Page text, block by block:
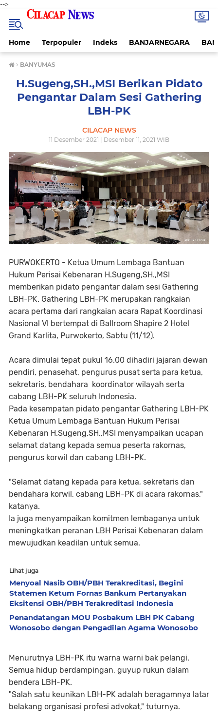
-->
Home Terpopuler Indeks BANJARNEGARA
› BANYUMAS
H.Sugeng,SH.,MSI Berikan Pidato
Pengantar Dalam Sesi Gathering
LBH-PK
CILACAP NEWS
11 Desember 2021 | Desember 11, 2021 WIB
PURWOKERTO - Ketua Umum Lembaga Bantuan
Hukum Perisai Kebenaran H.Sugeng,SH.,MSI
memberikan pidato pengantar dalam sesi Gathering
LBH-PK. Gathering LBH-PK merupakan rangkaian
acara pertama dari rangkaian acara Rapat Koordinasi
Nasional VI bertempat di Ballroom Shapire 2 Hotel
Grand Karlita, Purwokerto, Sabtu (11/12).
Acara dimulai tepat pukul 16.00 dihadiri jajaran dewan
pendiri, penasehat, pengurus pusat serta para ketua,
sekretaris, bendahara koordinator wilayah serta
cabang LBH-PK seluruh Indonesia.
Pada kesempatan pidato pengantar Gathering LBH-PK
Ketua Umum Lembaga Bantuan Hukum Perisai
Kebenaran H.Sugeng,SH.,MSI menyampaikan ucapan
selamat datang kepada semua peserta rakornas,
pengurus korwil dan cabang LBH-PK.
"Selamat datang kepada para ketua, sekretaris dan
bendahara korwil, cabang LBH-PK di acara rakornas,"
katanya.
Ia juga menyampaikan komitmen lembaganya untuk
meningkatkan peranan LBH Perisai Kebenaran dalam
mewujudkan keadilan untuk semua.
Lihat juga
Menyoal Nasib OBH/PBH Terakreditasi, Begini
Statemen Ketum Fornas Bankum Pertanyakan
Eksitensi OBH/PBH Terakreditasi Indonesia
Penandatangan MOU Posbakum LBH PK Cabang
Wonosobo dengan Pengadilan Agama Wonosobo
Menurutnya LBH-PK itu warna warni bak pelangi.
Semua hidup berdampingan, guyup rukun dalam
bendera LBH-PK.
"Salah satu keunikan LBH-PK adalah beragamnya latar
belakang organisasi profesi advokat," tuturnya.